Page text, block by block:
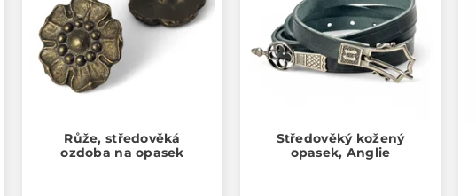
Růže, středověká
ozdoba na opasek
Středověký kožený
opasek, Anglie